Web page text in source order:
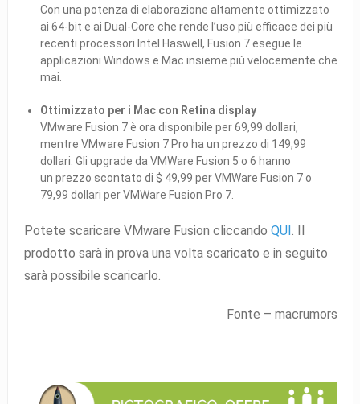
Con una potenza di elaborazione altamente ottimizzato
ai 64-bit e ai Dual-Core che rende l’uso più efficace dei più
recenti processori Intel Haswell, Fusion 7 esegue le
applicazioni Windows e Mac insieme più velocemente che
mai.
Ottimizzato per i Mac con Retina display
VMware Fusion 7 è ora disponibile per 69,99 dollari,
mentre VMware Fusion 7 Pro ha un prezzo di 149,99
dollari. Gli upgrade da VMWare Fusion 5 o 6 hanno
un prezzo scontato di $ 49,99 per VMWare Fusion 7 o
79,99 dollari per VMWare Fusion Pro 7.
Potete scaricare VMware Fusion cliccando QUI . Il
prodotto sarà in prova una volta scaricato e in seguito
sarà possibile scaricarlo.
Fonte – macrumors